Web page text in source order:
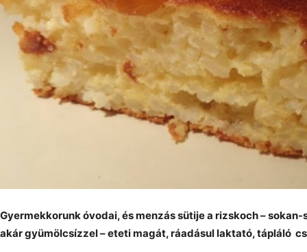
Gyermekkorunk óvodai, és menzás sütije a rizskoch –
akár gyümölcsízzel – eteti magát, ráadásul laktató, tápláló